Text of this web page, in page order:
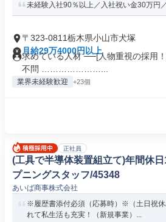
未経験⼊社90％以上／入社祝い金30万円
〒323-0811栃木県小山市犬塚
月給29万4000円以上
求めている人材 ──[人物重視の採用
不問 …………………...
業界未経験歓迎 +23個
正社員
(工具で半導体装置組立て)年間休
プニングスタッフ/45348
あいば商事株式会社
※履歴書添付必須（応募時）※（土日祝休
れて私生活も充実！（新規事業）...